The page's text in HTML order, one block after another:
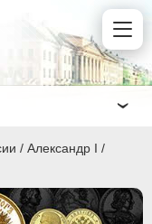
/ Александр I /